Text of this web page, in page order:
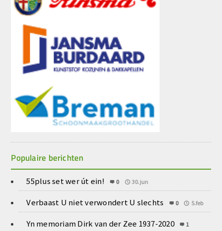
Populaire berichten
55plus set wer út ein! 0 30.jun
Verbaast U niet verwondert U slechts 0 5.feb
Yn memoriam Dirk van der Zee 1937-2020
1